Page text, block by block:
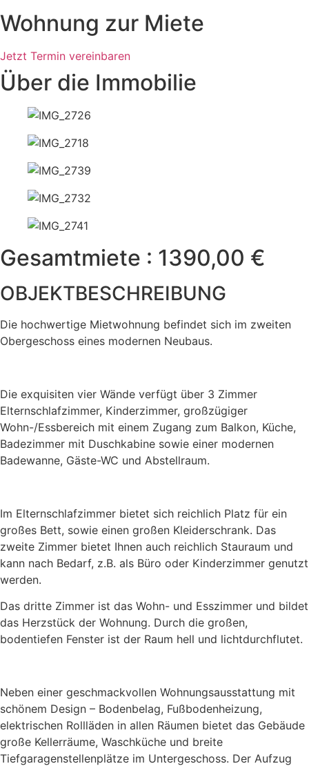
Wohnung zur Miete
Jetzt Termin vereinbaren
Über die Immobilie
Gesamtmiete : 1390,00 €
OBJEKTBESCHREIBUNG
Die hochwertige Mietwohnung befindet sich im zweiten
Obergeschoss eines modernen Neubaus.
Die exquisiten vier Wände verfügt über 3 Zimmer
Elternschlafzimmer, Kinderzimmer, großzügiger
Wohn-/Essbereich mit einem Zugang zum Balkon, Küche,
Badezimmer mit Duschkabine sowie einer modernen
Badewanne, Gäste-WC und Abstellraum.
Im Elternschlafzimmer bietet sich reichlich Platz für ein
großes Bett, sowie einen großen Kleiderschrank. Das
zweite Zimmer bietet Ihnen auch reichlich Stauraum und
kann nach Bedarf, z.B. als Büro oder Kinderzimmer genutzt
werden.
Das dritte Zimmer ist das Wohn- und Esszimmer und bildet
das Herzstück der Wohnung. Durch die großen,
bodentiefen Fenster ist der Raum hell und lichtdurchflutet.
Neben einer geschmackvollen Wohnungsausstattung mit
schönem Design – Bodenbelag, Fußbodenheizung,
elektrischen Rollläden in allen Räumen bietet das Gebäude
große Kellerräume, Waschküche und breite
Tiefgaragenstellenplätze im Untergeschoss. Der Aufzug